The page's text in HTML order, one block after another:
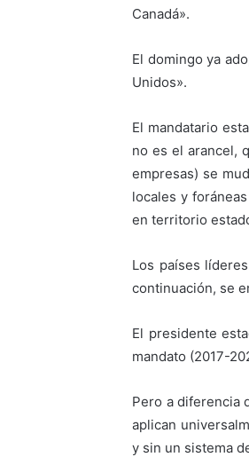
Canadá».
El domingo ya
Unidos».
El mandatario
no es el arancel,
empresas) se
locales y
en territorio
Los países
continuación, se
El presidente
mandato (2017-
Pero a diferencia
aplican
y sin un sistema